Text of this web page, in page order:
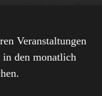
Veranstaltungen
den monatlich